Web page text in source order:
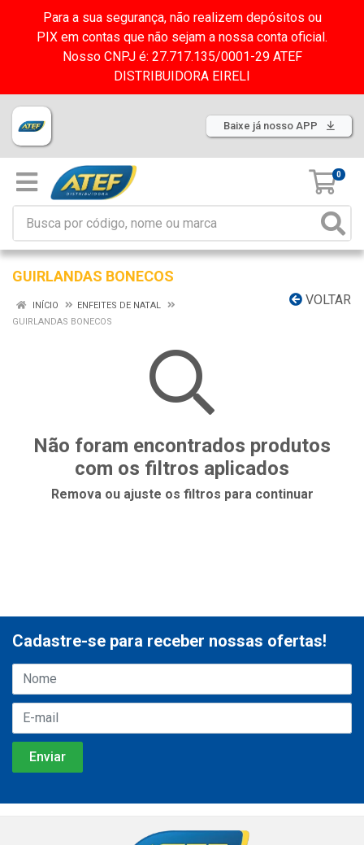
Para a sua segurança, não realizem depósitos ou
PIX em contas que não sejam a nossa conta oficial.
Nosso CNPJ é: 27.717.135/0001-29 ATEF
DISTRIBUIDORA EIRELI
Baixe já nosso APP
0
GUIRLANDAS BONECOS
VOLTAR
INÍCIO
ENFEITES DE NATAL
GUIRLANDAS BONECOS
Não foram encontrados produtos
com os filtros aplicados
Remova ou ajuste os filtros para continuar
Cadastre-se para receber nossas ofertas!